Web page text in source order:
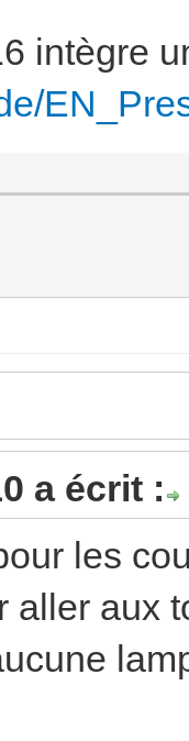
intègre
a écrit :
les
aller aux